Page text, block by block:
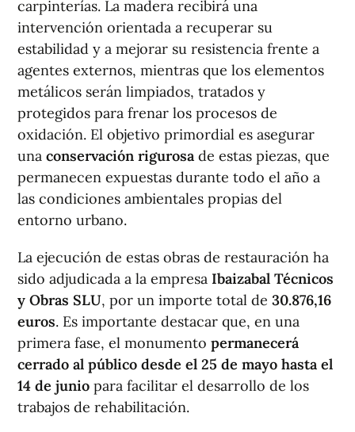
carpinterías. La madera recibirá una
intervención orientada a recuperar su
estabilidad y a mejorar su resistencia frente a
agentes externos, mientras que los elementos
metálicos serán limpiados, tratados y
protegidos para frenar los procesos de
oxidación. El objetivo primordial es asegurar
una conservación rigurosa de estas piezas, que
permanecen expuestas durante todo el año a
las condiciones ambientales propias del
entorno urbano.
La ejecución de estas obras de restauración ha
sido adjudicada a la empresa Ibaizabal Técnicos
y Obras SLU, por un importe total de 30.876,16
euros. Es importante destacar que, en una
primera fase, el monumento permanecerá
cerrado al público desde el 25 de mayo hasta el
14 de junio para facilitar el desarrollo de los
trabajos de rehabilitación.